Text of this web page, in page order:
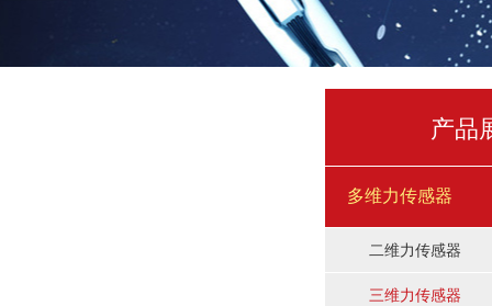
产品
多维力传感器
二维力传感器
三维力传感器